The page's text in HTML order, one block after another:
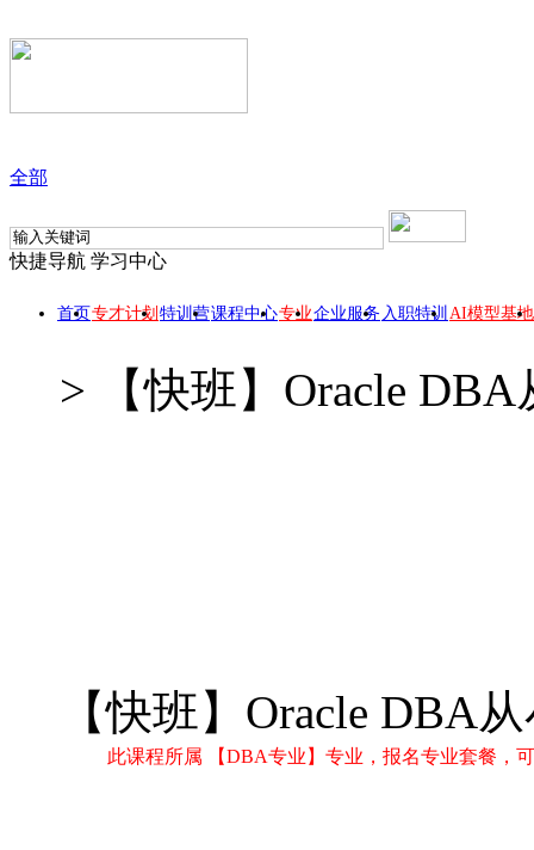
全部
快捷导航 学习中心
首页专才计划 特训营课程中心专业企业服务 入职特训 AI模型基地
>
【快班】Oracle
招生中